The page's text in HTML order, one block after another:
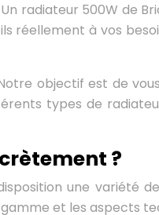
radiateur 500W de
à vos
objectif est de
types de
?
une variété
et les aspects